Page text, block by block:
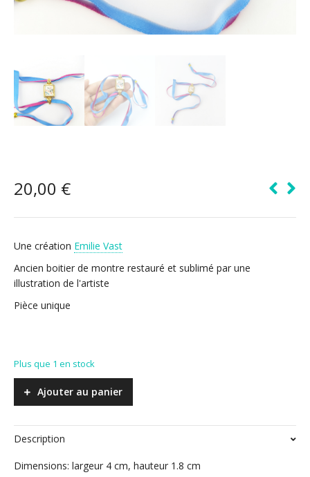
20,00 €
Une création Emilie Vast
Ancien boitier de montre restauré et sublimé par une
illustration de l'artiste
Pièce unique
Plus que 1 en stock
Ajouter au panier
Description
Dimensions: largeur 4 cm, hauteur 1.8 cm